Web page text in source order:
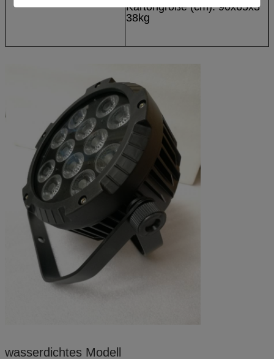
Kartongröße (cm): 90x65x3
38kg
wasserdichtes Modell